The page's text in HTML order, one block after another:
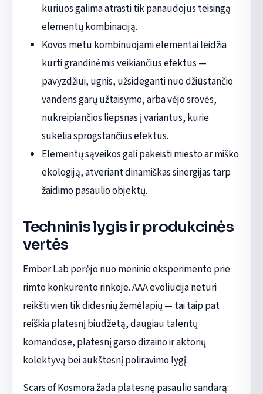
kuriuos galima atrasti tik panaudojus teisingą
elementų kombinaciją.
Kovos metu kombinuojami elementai leidžia
kurti grandinėmis veikiančius efektus —
pavyzdžiui, ugnis, užsideganti nuo džiūstančio
vandens garų užtaisymo, arba vėjo srovės,
nukreipiančios liepsnas į variantus, kurie
sukelia sprogstančius efektus.
Elementų sąveikos gali pakeisti miesto ar miško
ekologiją, atveriant dinamiškas sinergijas tarp
žaidimo pasaulio objektų.
Techninis lygis ir produkcinės
vertės
Ember Lab perėjo nuo meninio eksperimento prie
rimto konkurento rinkoje. AAA evoliucija neturi
reikšti vien tik didesnių žemėlapių — tai taip pat
reiškia platesnį biudžetą, daugiau talentų
komandose, platesnį garso dizaino ir aktorių
kolektyvą bei aukštesnį poliravimo lygį.
Scars of Kosmora žada platesnę pasaulio sandarą: